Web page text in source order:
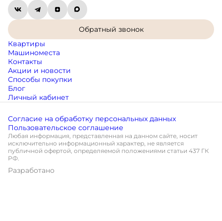
Обратный звонок
Квартиры
Машиноместа
Контакты
Акции и новости
Способы покупки
Блог
Личный кабинет
Согласие на обработку персональных данных
Пользовательское соглашение
Любая информация, представленная на данном сайте, носит
исключительно информационный характер, не является
публичной офертой, определяемой положениями статьи 437 ГК
РФ.
Разработано